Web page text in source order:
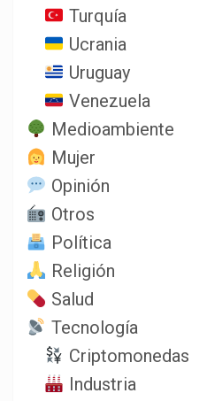
Turquía
Ucrania
Uruguay
Venezuela
Medioambiente
Mujer
Opinión
Otros
Política
Religión
Salud
Tecnología
Criptomonedas
Industria